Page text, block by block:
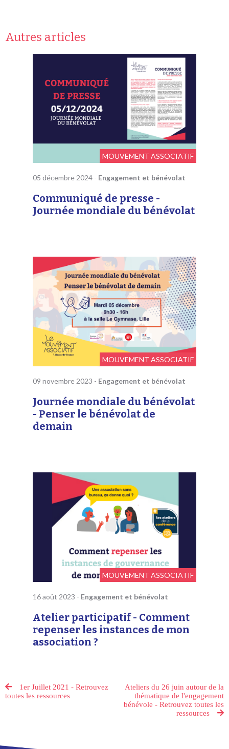
Autres articles
MOUVEMENT ASSOCIATIF
05 décembre 2024 - Engagement et bénévolat
Communiqué de presse -
Journée mondiale du bénévolat
MOUVEMENT ASSOCIATIF
09 novembre 2023 - Engagement et bénévolat
Journée mondiale du bénévolat
- Penser le bénévolat de
demain
MOUVEMENT ASSOCIATIF
16 août 2023 - Engagement et bénévolat
Atelier participatif - Comment
repenser les instances de mon
association ?
1er Juillet 2021 - Retrouvez
toutes les ressources
Ateliers du 26 juin autour de la
thématique de l'engagement
bénévole - Retrouvez toutes les
ressources